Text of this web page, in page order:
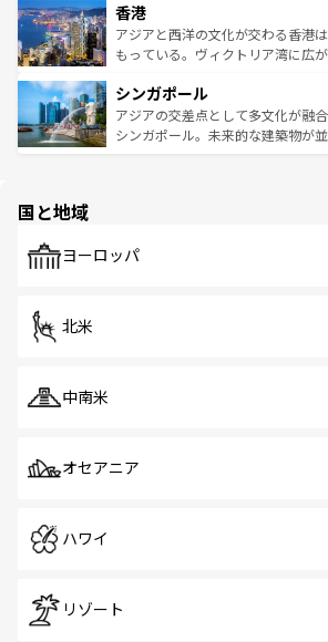
とつ。フォーやバインミー、ベト
ひ現地で味わいたい。どの地域を
が旅行者を迎えてくれるので、き
参照してほしい。
の活気が交差している。北部では
帯で自然と触れ合い、南部ではプ
いビーチでリゾート気分を楽しむ
激する。気候は一年中温暖で、ど
が待っている。親しみやすいタイ
た文化、そして多様な観光資源が
香港
アジアと西洋の文化が交わる香港
もっている。ヴィクトリア湾に広
み、どこを訪れても感動するはず。
ており、効率よく見どころを回れ
うな絶景から文化的な体験まで、
シンガポール
アジアの交差点として多文化が融
シンガポール。未来的な建築物が
で、ホーカーズは地元の風情を楽
国と地域
ヨーロッパ
北米
中南米
オセアニア
ハワイ
リゾート